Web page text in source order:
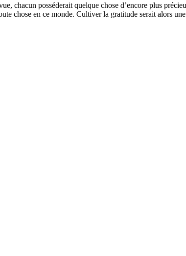
chacun posséderait quelque chose d’encore plus
chose en ce monde. Cultiver la gratitude serait alors